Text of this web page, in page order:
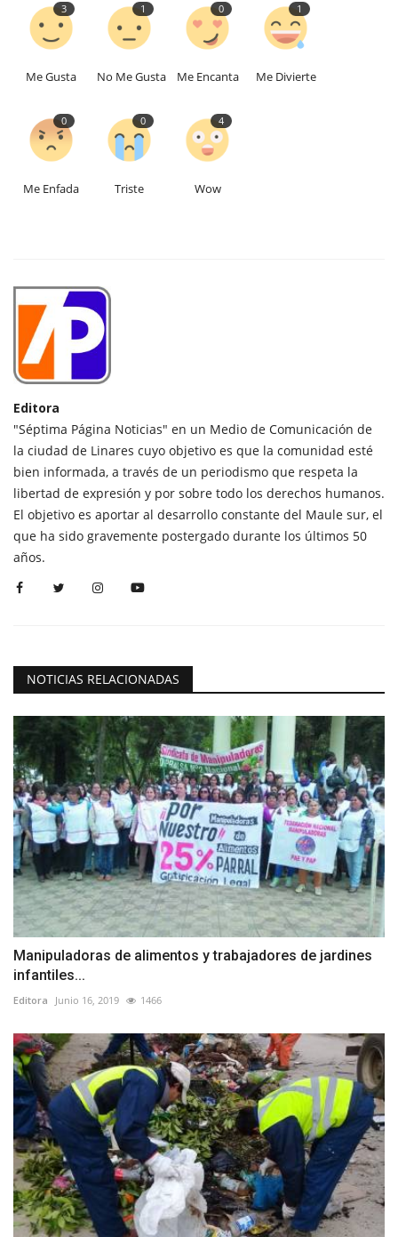
3
Me Gusta
1
No Me Gusta
0
Me Encanta
1
Me Divierte
0
Me Enfada
0
Triste
4
Wow
Editora
"Séptima Página Noticias" en un Medio de Comunicación de
la ciudad de Linares cuyo objetivo es que la comunidad esté
bien informada, a través de un periodismo que respeta la
libertad de expresión y por sobre todo los derechos humanos.
El objetivo es aportar al desarrollo constante del Maule sur, el
que ha sido gravemente postergado durante los últimos 50
años.
NOTICIAS RELACIONADAS
Manipuladoras de alimentos y trabajadores de jardines
infantiles...
Editora Junio 16, 2019 1466